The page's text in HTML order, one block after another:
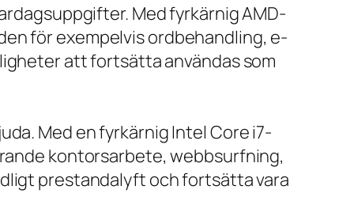
Med fyrkärnig AMD-
för exempelvis ordbehandling, e-
att fortsätta användas som
Med en fyrkärnig Intel Core i7-
kontorsarbete, webbsurfning,
prestandalyft och fortsätta vara